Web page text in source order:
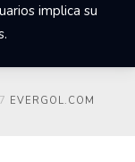
implica su
EVERGOL.COM